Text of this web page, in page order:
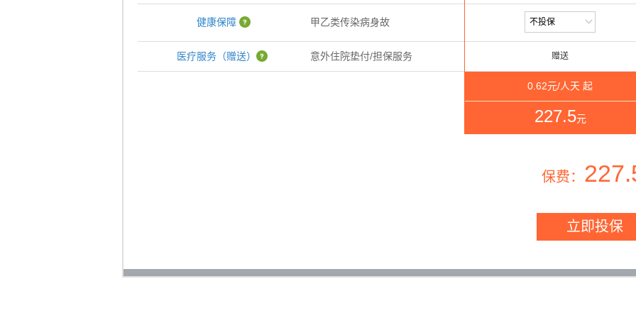
健康保障 甲乙类传染病身故
医疗服务（赠送） 意外住院垫付/担保服务 赠送
0.62元/人天 起
227.5元
保费：
立即投保